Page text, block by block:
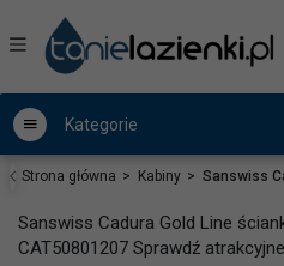
Kategorie
Strona główna Kabiny Sanswiss
Sanswiss Cadura Gold Line
CAT50801207 Sprawdź